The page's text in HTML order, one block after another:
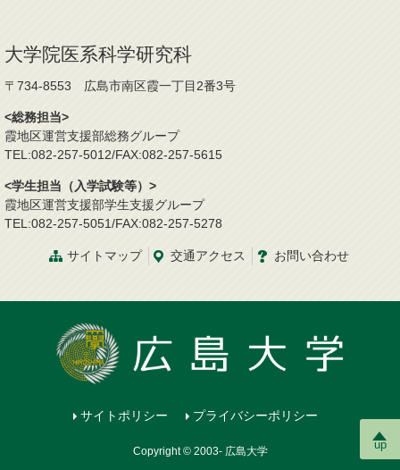
up
大学院医系科学研究科
〒734-8553 広島市南区霞一丁目2番3号
<総務担当>
霞地区運営支援部総務グループ
TEL:082-257-5012/FAX:082-257-5615
<学生担当（入学試験等）>
霞地区運営支援部学生支援グループ
TEL:082-257-5051/FAX:082-257-5278
サイトマップ 交通アクセス お問い合わせ
サイトポリシー プライバシーポリシー
Copyright © 2003- 広島大学